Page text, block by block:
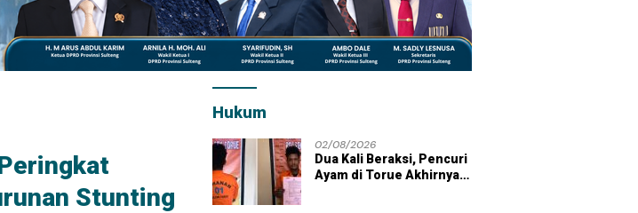
Stunting
Hukum
02/08/2026
Dua Kali Beraksi, Pencuri
Ayam di Torue Akhirnya